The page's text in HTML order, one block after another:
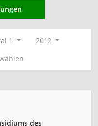
1
2012
des